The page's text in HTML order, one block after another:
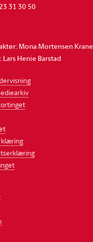
31 30 50
Mona Mortensen Krane
Henie Barstad